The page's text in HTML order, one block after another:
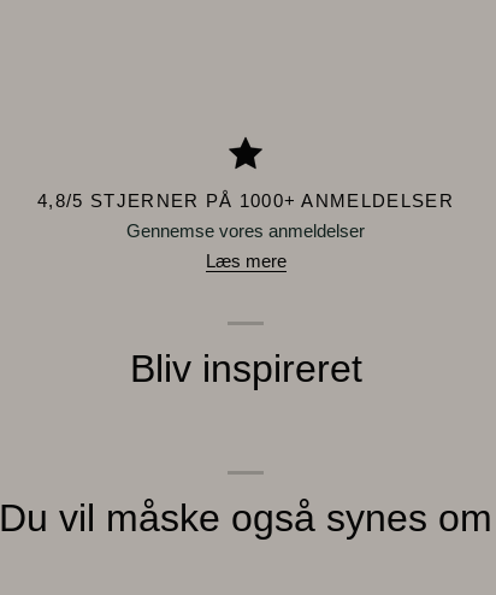
4,8/5 STJERNER PÅ 1000+ ANMELDELSER
Gennemse vores anmeldelser
Læs mere
Bliv inspireret
Du vil måske også synes om